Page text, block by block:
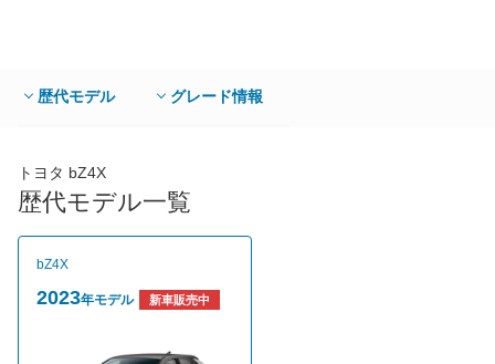
歴代モデル グレード情報
トヨタ bZ4X
歴代モデル一覧
bZ4X
2023年モデル 新車販売中